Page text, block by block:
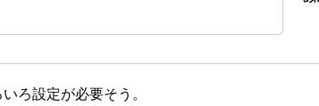
ろ設定が必要そう。